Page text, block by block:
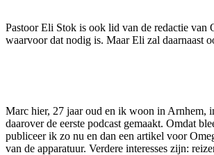
Pastoor Eli Stok is ook lid van de redactie
waarvoor dat nodig is. Maar Eli zal daarnaast
Marc hier, 27 jaar oud en ik woon in Arnhem,
daarover de eerste podcast gemaakt. Omdat
publiceer ik zo nu en dan een artikel voor
van de apparatuur. Verdere interesses zijn: